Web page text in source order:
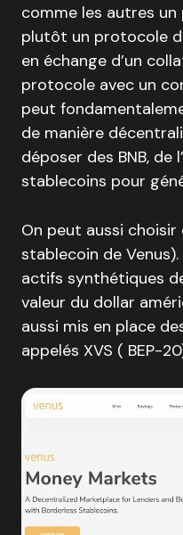
comme les autres
plutôt un protocole
en échange d’un
protocole avec un
peut
de manière
déposer des BNB, de
stablecoins pour
On peut aussi choisir
stablecoin de
actifs synthétiques
valeur du dollar
aussi mis en place
appelés XVS ( BEP-